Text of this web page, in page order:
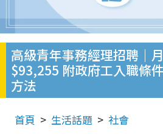
高級青年事務經理招聘｜
$93,255 附政府工入職條
方法
首頁 生活話題 社會